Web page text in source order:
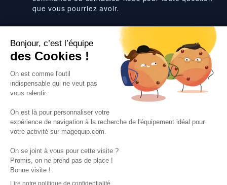
que vous pourriez avoir.
Suivez-nous
VOS SERVICES
VOS DEMANDES
NOTRE SOCIETE